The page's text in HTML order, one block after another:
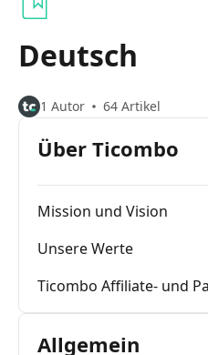
Deutsch
1 Autor 64 Artikel
Über Ticombo
Mission und Vision
Unsere Werte
Ticombo Affiliate- und
Allgemein